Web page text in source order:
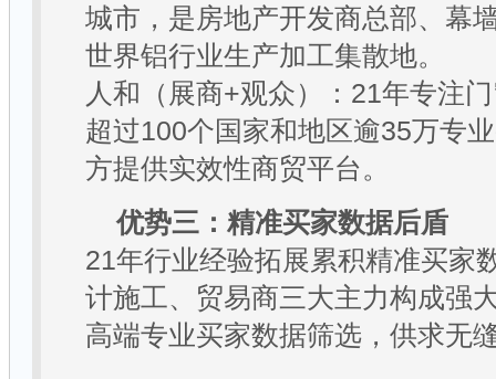
城市，是房地产开发商总部、幕
世界铝行业生产加工集散地。
人和（展商+观众）： 21年专注
超过100个国家和地区逾35万专
方提供实效性商贸平台。
优势三：精准买家数据后盾
21年行业经验拓展累积精准买家
计施工、贸易商三大主力构成强
高端专业买家数据筛选，供求无